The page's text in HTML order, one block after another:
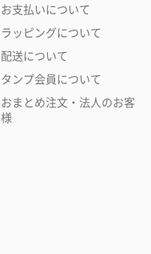
お支払いについて
ラッピングについて
配送について
タンプ会員について
おまとめ注文・法人のお客
様